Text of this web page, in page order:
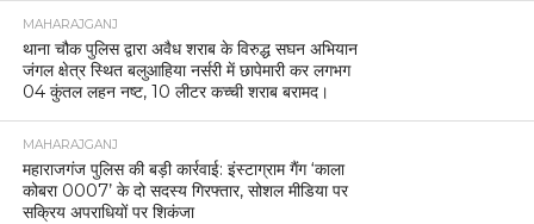
MAHARAJGANJ
थाना चौक पुलिस द्वारा अवैध शराब के विरुद्ध सघन अभियान
जंगल क्षेत्र स्थित बलुआहिया नर्सरी में छापेमारी कर लगभग
04 कुंतल लहन नष्ट, 10 लीटर कच्ची शराब बरामद।
MAHARAJGANJ
महाराजगंज पुलिस की बड़ी कार्रवाई: इंस्टाग्राम गैंग ‘काला
कोबरा 0007’ के दो सदस्य गिरफ्तार, सोशल मीडिया पर
सक्रिय अपराधियों पर शिकंजा